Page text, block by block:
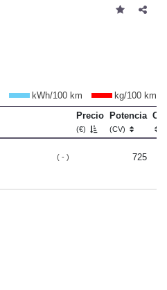
kWh/100 km
kg/100 km
Precio
(€)
Potencia
(CV)
( - ) 725